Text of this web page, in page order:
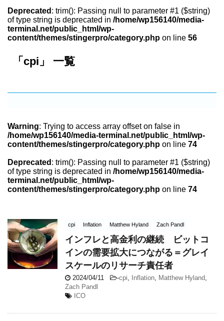
Deprecated : trim(): Passing null to parameter #1 ($string)
of type string is deprecated in /home/wp156140/media-
terminal.net/public_html/wp-
content/themes/stingerpro/category.php on line 56
「cpi」 一覧
Warning: Trying to access array offset on false in
/home/wp156140/media-terminal.net/public_html/wp-
content/themes/stingerpro/category.php on line 74
Deprecated : trim(): Passing null to parameter #1 ($string)
of type string is deprecated in /home/wp156140/media-
terminal.net/public_html/wp-
content/themes/stingerpro/category.php on line 74
cpi Inflation Matthew Hyland Zach Pandl
インフレと高金利の継続 ビットコ
インの需要拡大につながる＝グレイ
スケールのリサーチ責任者
2024/04/11 -cpi Inflation Matthew Hyland
Zach Pandl
ICO